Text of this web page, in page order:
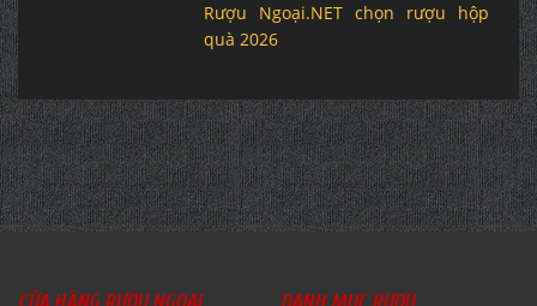
Rượu Ngoại.NET chọn rượu hộp
quà 2026